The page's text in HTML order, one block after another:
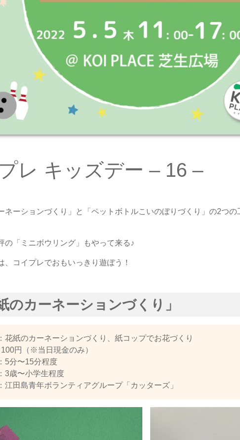
レ キッズデー – 16 –
ネーションづくり」と「ペットボトルこいのぼりづくり」の2つ
の「ミニボウリング」もやって来る♪
、コイプレでおもいっきり遊ぼう！
のカーネーションづくり」
のカーネーションづくり、紙コップでお花づくり
円（※当日現金のみ）
5分〜15分程度
〜小学生程度
島青年ボランティアグループ「カッターズ」